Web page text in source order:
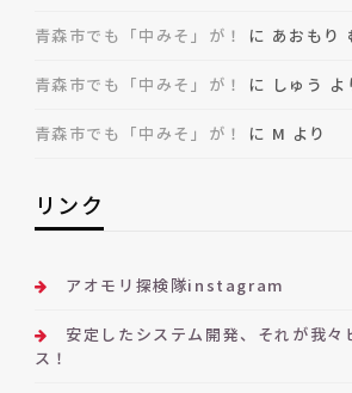
青森市でも「中みそ」が！ に あおもり
青森市でも「中みそ」が！ に しゅう よ
青森市でも「中みそ」が！ に M より
リンク
アオモリ探検隊instagram
安定したシステム開発、それが我々
ス！